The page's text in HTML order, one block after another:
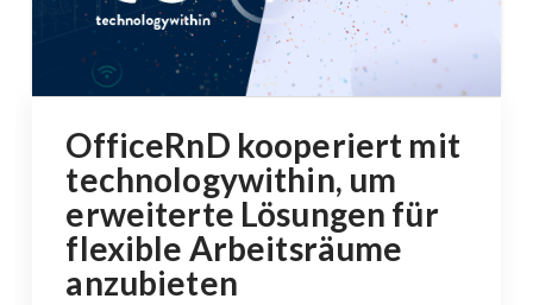
OfficeRnD kooperiert mit
technologywithin, um
erweiterte Lösungen für
flexible Arbeitsräume
anzubieten